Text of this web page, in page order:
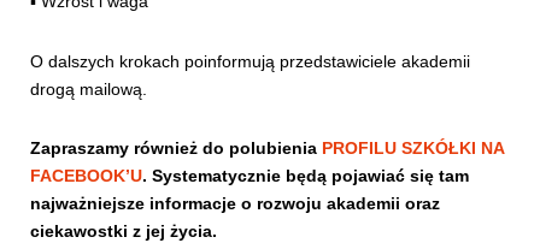
O dalszych krokach poinformują przedstawiciele akademii
drogą mailową.
Zapraszamy również do polubienia PROFILU SZKÓŁKI NA
FACEBOOK’U. Systematycznie będą pojawiać się tam
najważniejsze informacje o rozwoju akademii oraz
ciekawostki z jej życia.